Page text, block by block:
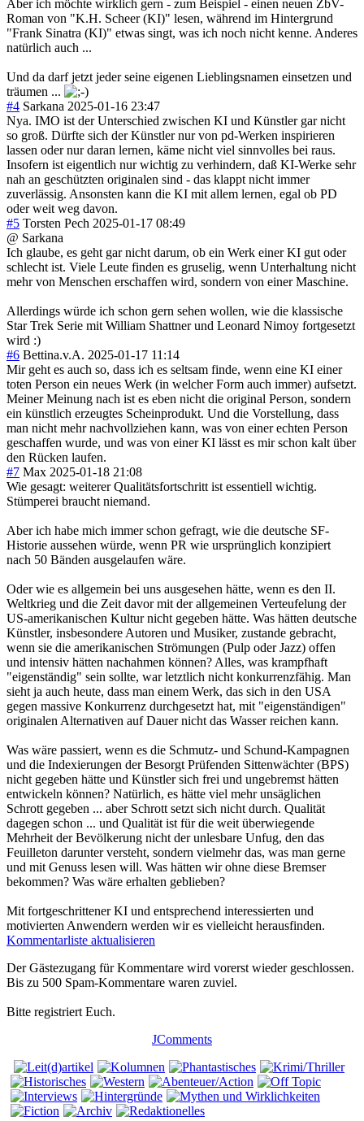
Aber ich möchte wirklich gern - zum Beispiel - einen neuen ZbV-
Roman von "K.H. Scheer (KI)" lesen, während im Hintergrund
"Frank Sinatra (KI)" etwas singt, was ich noch nicht kenne. Anderes
natürlich auch ...
Und da darf jetzt jeder seine eigenen Lieblingsnamen einsetzen und
träumen ...
#4 Sarkana 2025-01-16 23:47
Nya. IMO ist der Unterschied zwischen KI und Künstler gar nicht
so groß. Dürfte sich der Künstler nur von pd-Werken inspirieren
lassen oder nur daran lernen, käme nicht viel sinnvolles bei raus.
Insofern ist eigentlich nur wichtig zu verhindern, daß KI-Werke sehr
nah an geschützten originalen sind - das klappt nicht immer
zuverlässig. Ansonsten kann die KI mit allem lernen, egal ob PD
oder weit weg davon.
#5 Torsten Pech 2025-01-17 08:49
@ Sarkana
Ich glaube, es geht gar nicht darum, ob ein Werk einer KI gut oder
schlecht ist. Viele Leute finden es gruselig, wenn Unterhaltung nicht
mehr von Menschen erschaffen wird, sondern von einer Maschine.
Allerdings würde ich schon gern sehen wollen, wie die klassische
Star Trek Serie mit William Shattner und Leonard Nimoy fortgesetzt
wird :)
#6 Bettina.v.A. 2025-01-17 11:14
Mir geht es auch so, dass ich es seltsam finde, wenn eine KI einer
toten Person ein neues Werk (in welcher Form auch immer) aufsetzt.
Meiner Meinung nach ist es eben nicht die original Person, sondern
ein künstlich erzeugtes Scheinprodukt. Und die Vorstellung, dass
man nicht mehr nachvollziehen kann, was von einer echten Person
geschaffen wurde, und was von einer KI lässt es mir schon kalt über
den Rücken laufen.
#7 Max 2025-01-18 21:08
Wie gesagt: weiterer Qualitätsfortschritt ist essentiell wichtig.
Stümperei braucht niemand.
Aber ich habe mich immer schon gefragt, wie die deutsche SF-
Historie aussehen würde, wenn PR wie ursprünglich konzipiert
nach 50 Bänden ausgelaufen wäre.
Oder wie es allgemein bei uns ausgesehen hätte, wenn es den II.
Weltkrieg und die Zeit davor mit der allgemeinen Verteufelung der
US-amerikanischen Kultur nicht gegeben hätte. Was hätten deutsche
Künstler, insbesondere Autoren und Musiker, zustande gebracht,
wenn sie die amerikanischen Strömungen (Pulp oder Jazz) offen
und intensiv hätten nachahmen können? Alles, was krampfhaft
"eigenständig" sein sollte, war letztlich nicht konkurrenzfähig. Man
sieht ja auch heute, dass man einem Werk, das sich in den USA
gegen massive Konkurrenz durchgesetzt hat, mit "eigenständigen"
originalen Alternativen auf Dauer nicht das Wasser reichen kann.
Was wäre passiert, wenn es die Schmutz- und Schund-Kampagnen
und die Indexierungen der Besorgt Prüfenden Sittenwächter (BPS)
nicht gegeben hätte und Künstler sich frei und ungebremst hätten
entwickeln können? Natürlich, es hätte viel mehr unsäglichen
Schrott gegeben ... aber Schrott setzt sich nicht durch. Qualität
dagegen schon ... und Qualität ist für die weit überwiegende
Mehrheit der Bevölkerung nicht der unlesbare Unfug, den das
Feuilleton darunter versteht, sondern vielmehr das, was man gerne
und mit Genuss lesen will. Was hätten wir ohne diese Bremser
bekommen? Was wäre erhalten geblieben?
Mit fortgeschrittener KI und entsprechend interessierten und
motivierten Anwendern werden wir es vielleicht herausfinden.
Kommentarliste aktualisieren
Der Gästezugang für Kommentare wird vorerst wieder geschlossen.
Bis zu 500 Spam-Kommentare waren zuviel.
Bitte registriert Euch.
JComments